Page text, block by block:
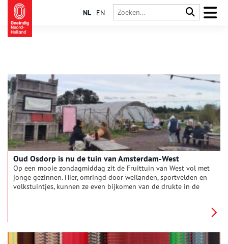
NL EN
Oud Osdorp is nu de tuin van Amsterdam-West
Op een mooie zondagmiddag zit de Fruittuin van West vol met
jonge gezinnen. Hier, omringd door weilanden, sportvelden en
volkstuintjes, kunnen ze even bijkomen van de drukte in de
stadsgrens steeds dichterbij heeft zien kruipen.